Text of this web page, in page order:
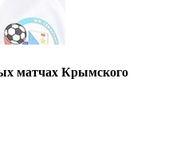
матчах Крымского